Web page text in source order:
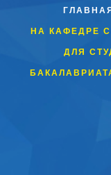
НА КАФЕДРЕ
ДЛЯ